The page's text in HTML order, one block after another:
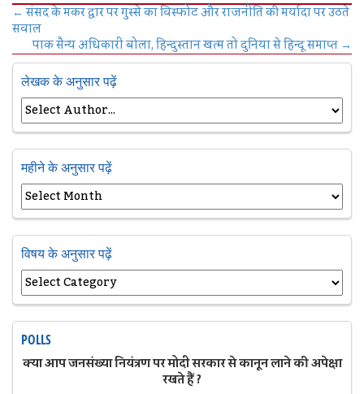
←संसद के मकर द्वार पर गुस्से का विस्फोट और राजनीति की मर्यादा पर उठते
सवाल
पाक सैन्य अधिकारी बोला, हिन्दुस्तान खत्म तो दुनिया से हिन्दू समाप्त→
लेखक के अनुसार पढ़ें
महीने के अनुसार पढ़ें
विषय के अनुसार पढ़ें
POLLS
क्या आप जनसंख्या नियंत्रण पर मोदी सरकार से कानून लाने की अपेक्षा
रखते हैं ?